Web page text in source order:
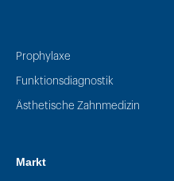
Prophylaxe
Funktionsdiagnostik
Ästhetische Zahnmedizin
Markt